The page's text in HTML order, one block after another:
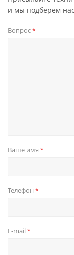
и мы подберем
Вопрос*
Ваше имя *
Телефон *
E-mail *